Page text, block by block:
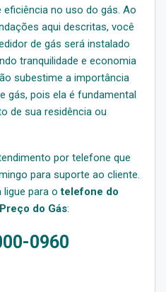
eficiência no uso do gás. Ao
aqui descritas, você
de gás será instalado
tranquilidade e economia
subestime a importância
gás, pois ela é fundamental
de sua residência ou
por telefone que
para suporte ao cliente.
ligue para otelefone do
do Gás:
0960